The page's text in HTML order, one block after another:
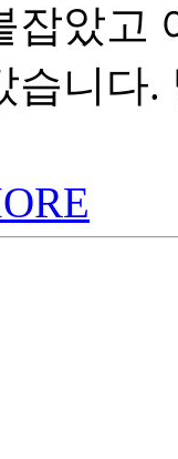
잡았고
습니다.